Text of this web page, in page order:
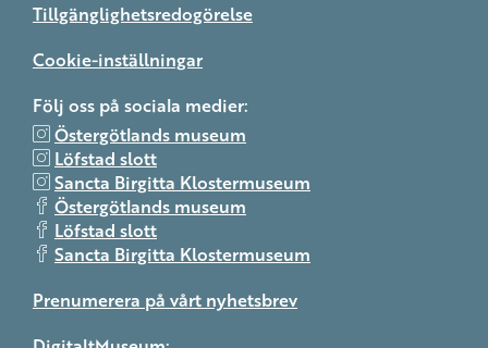
Tillgänglighetsredogörelse
Cookie-inställningar
Följ oss på sociala medier:
Östergötlands museum
Löfstad slott
Sancta Birgitta Klostermuseum
Östergötlands museum
Löfstad slott
Sancta Birgitta Klostermuseum
Prenumerera på vårt nyhetsbrev